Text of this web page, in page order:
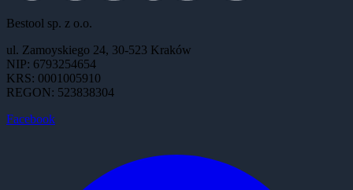
Bestool sp. z o.o.
ul. Zamoyskiego 24, 30-523 Kraków
NIP: 6793254654
KRS: 0001005910
REGON: 523838304
Facebook